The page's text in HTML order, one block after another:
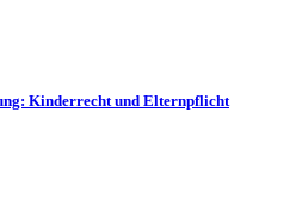
Kinderrecht und Elternpflicht